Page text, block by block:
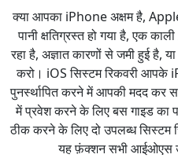
क्या आपका iPhone अक्षम है,
पानी क्षतिग्रस्त हो गया है, एक
रहा है, अज्ञात कारणों से जमी हुई है,
करो। iOS सिस्टम रिकवरी आपके
पुनर्स्थापित करने में आपकी मदद कर
में प्रवेश करने के लिए बस गाइड का
ठीक करने के लिए दो उपलब्ध सिस्टम
यह फ़ंक्शन सभी आईओएस